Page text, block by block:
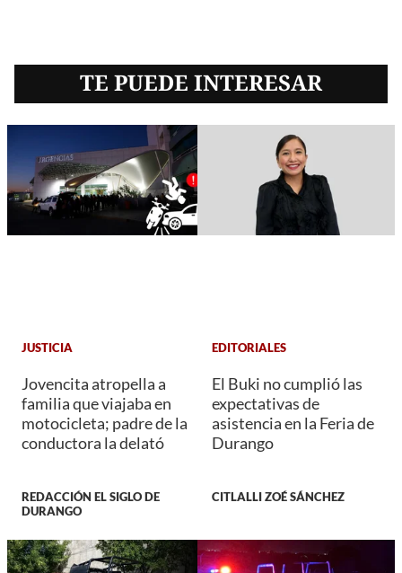
TE PUEDE INTERESAR
JUSTICIA
Jovencita atropella a
familia que viajaba en
motocicleta; padre de la
conductora la delató
REDACCIÓN EL SIGLO DE
DURANGO
EDITORIALES
El Buki no cumplió las
expectativas de
asistencia en la Feria de
Durango
CITLALLI ZOÉ SÁNCHEZ